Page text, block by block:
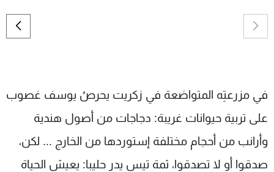
في مزرعتِه المتواضعة في زكريت يحرصُ يوسف غصوب
على تربية حيوانات غريبة: دجاجات من أصول هندية
وأرانب من أحجام مختلفة إستوردها من الخارج ... لكن،
صدقوا أو لا تصدقوا، ثمة تيس يدر حليبا: يعيش الحياة
البرامج
جدول البرامج
عن MTV
الإنـتـاج
لاعلاناتكم
وظائف
تواصل معنا
شروط الإسـتخدام